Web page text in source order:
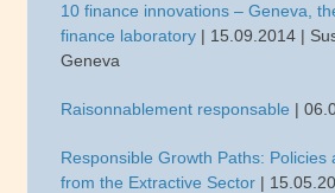
10 finance innovations – Geneva,
finance laboratory | 15.09.2014 |
Geneva
Raisonnablement responsable |
Responsible Growth Paths: Policies
from the Extractive Sector |